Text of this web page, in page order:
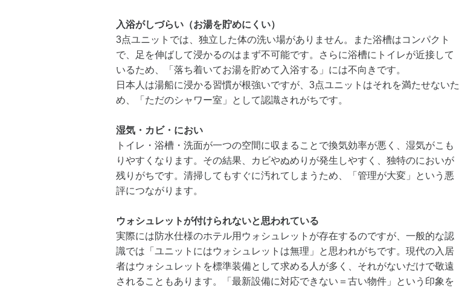
入浴がしづらい（お湯を貯めにくい）
3点ユニットでは、独立した体の洗い場がありません。また浴槽はコンパクト
で、足を伸ばして浸かるのはまず不可能です。さらに浴槽にトイレが近接して
いるため、「落ち着いてお湯を貯めて入浴する」には不向きです。
日本人は湯船に浸かる習慣が根強いですが、3点ユニットはそれを満たせないた
め、「ただのシャワー室」として認識されがちです。
湿気・カビ・におい
トイレ・浴槽・洗面が一つの空間に収まることで換気効率が悪く、湿気がこも
りやすくなります。その結果、カビやぬめりが発生しやすく、独特のにおいが
残りがちです。清掃してもすぐに汚れてしまうため、「管理が大変」という悪
評につながります。
ウォシュレットが付けられないと思われている
実際には防水仕様のホテル用ウォシュレットが存在するのですが、一般的な認
識では「ユニットにはウォシュレットは無理」と思われがちです。現代の入居
者はウォシュレットを標準装備として求める人が多く、それがないだけで敬遠
されることもあります。「最新設備に対応できない＝古い物件」という印象を